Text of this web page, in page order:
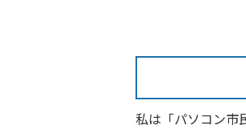
私は「パソコン市